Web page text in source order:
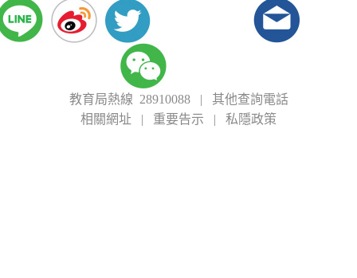
教育局熱線 28910088| 其他查詢電話
相關網址 | 重要告示 | 私隱政策